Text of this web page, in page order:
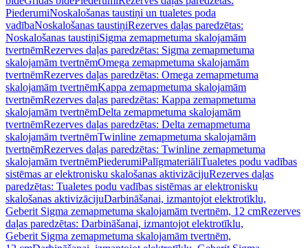
PiederumiNoskalošanas taustiņi un tualetes poda
vadībaNoskalošanas taustiņiRezerves daļas paredzētas:
Noskalošanas taustiņiSigma zemapmetuma skalojamām
tvertnēmRezerves daļas paredzētas: Sigma zemapmetuma
skalojamām tvertnēmOmega zemapmetuma skalojamām
tvertnēmRezerves daļas paredzētas: Omega zemapmetuma
skalojamām tvertnēmKappa zemapmetuma skalojamām
tvertnēmRezerves daļas paredzētas: Kappa zemapmetuma
skalojamām tvertnēmDelta zemapmetuma skalojamām
tvertnēmRezerves daļas paredzētas: Delta zemapmetuma
skalojamām tvertnēmTwinline zemapmetuma skalojamām
tvertnēmRezerves daļas paredzētas: Twinline zemapmetuma
skalojamām tvertnēmPiederumiPalīgmateriāliTualetes podu vadības
sistēmas ar elektronisku skalošanas aktivizācijuRezerves daļas
paredzētas: Tualetes podu vadības sistēmas ar elektronisku
skalošanas aktivizācijuDarbināšanai, izmantojot elektrotīklu,
Geberit Sigma zemapmetuma skalojamām tvertnēm, 12 cmRezerves
daļas paredzētas: Darbināšanai, izmantojot elektrotīklu,
Geberit Sigma zemapmetuma skalojamām tvertnēm,